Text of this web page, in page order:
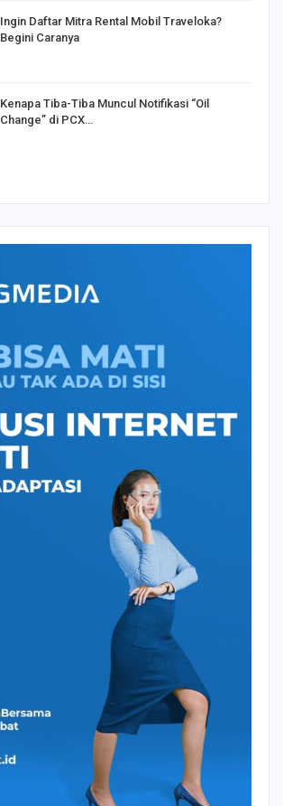
Ingin Daftar Mitra Rental Mobil Traveloka?
Begini Caranya
Kenapa Tiba-Tiba Muncul Notifikasi “Oil
Change” di PCX…